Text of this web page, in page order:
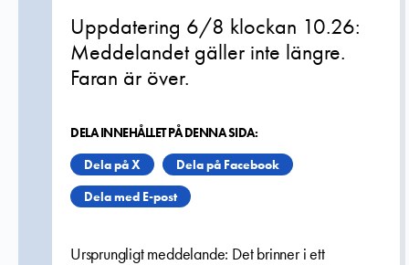
Uppdatering 6/8 klockan 10.26:
Meddelandet gäller inte längre.
Faran är över.
DELA INNEHÅLLET PÅ DENNA SIDA:
Dela på X
Dela på Facebook
Dela med E-post
Ursprungligt meddelande: Det brinner i ett